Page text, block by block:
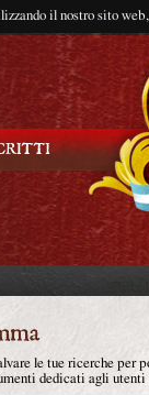
il nostro sito
le tue ricerche per
dedicati agli